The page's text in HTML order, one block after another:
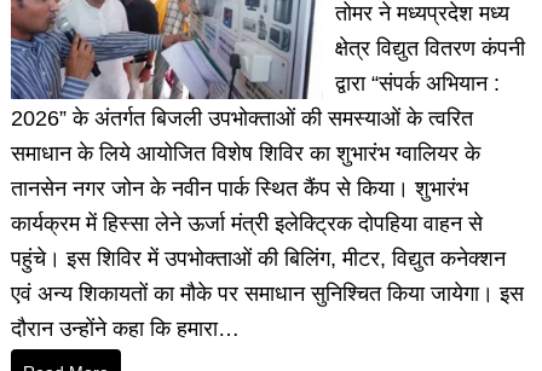
तोमर ने मध्यप्रदेश मध्य
क्षेत्र विद्युत वितरण कंपनी
द्वारा “संपर्क अभियान :
2026” के अंतर्गत बिजली उपभोक्ताओं की समस्याओं के त्वरित
समाधान के लिये आयोजित विशेष शिविर का शुभारंभ ग्वालियर के
तानसेन नगर जोन के नवीन पार्क स्थित कैंप से किया। शुभारंभ
कार्यक्रम में हिस्सा लेने ऊर्जा मंत्री इलेक्ट्रिक दोपहिया वाहन से
पहुंचे। इस शिविर में उपभोक्ताओं की बिलिंग, मीटर, विद्युत कनेक्शन
एवं अन्य शिकायतों का मौके पर समाधान सुनिश्चित किया जायेगा। इस
दौरान उन्होंने कहा कि हमारा…